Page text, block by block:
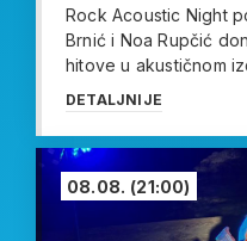
Rock Acoustic Night
Brnić i Noa Rupčić
hitove u akustičnom
DETALJNIJE
08.08. (21:00)